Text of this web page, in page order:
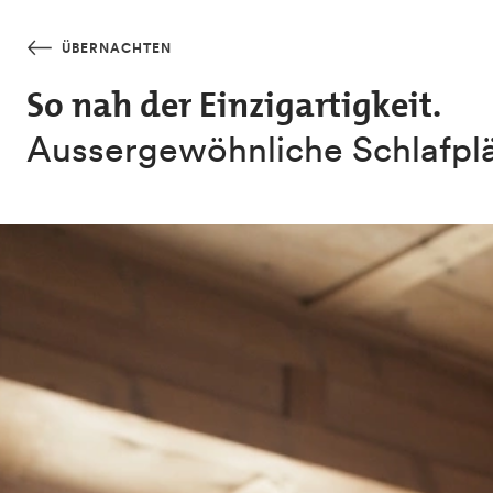
ÜBERNACHTEN
So nah der Einzigartigkeit.
Aussergewöhnliche